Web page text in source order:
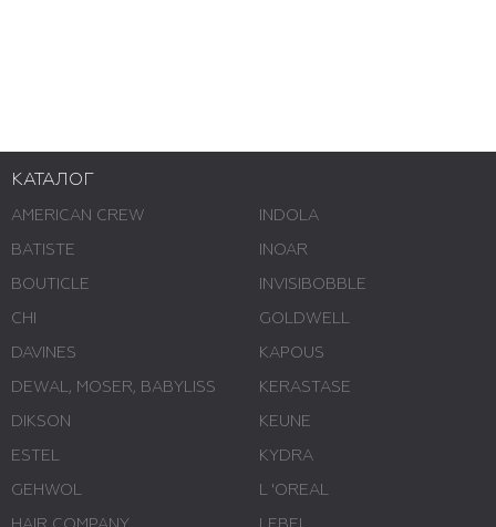
КАТАЛОГ
AMERICAN CREW
BATISTE
BOUTICLE
CHI
DAVINES
DEWAL, MOSER, BABYLISS
DIKSON
ESTEL
GEHWOL
INDOLA
INOAR
INVISIBOBBLE
GOLDWELL
KAPOUS
KERASTASE
KEUNE
KYDRA
L 'ОREAL